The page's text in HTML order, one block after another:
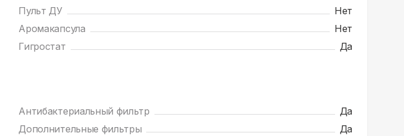
Пульт ДУ
Нет
Аромакапсула
Нет
Гигростат
Да
Антибактериальный фильтр
Да
Дополнительные фильтры
Да